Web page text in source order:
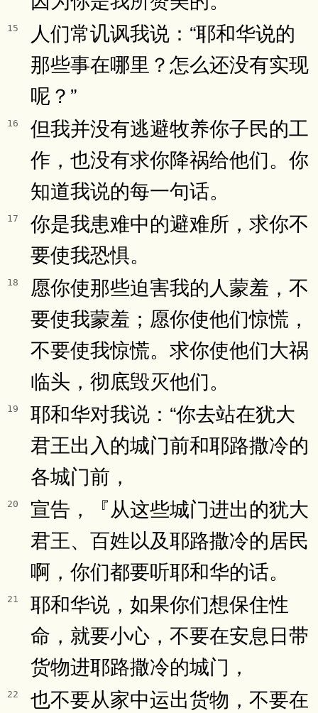
15
人们常讥讽我说：“耶和华说的
那些事在哪里？怎么还没有实现
呢？”
16
但我并没有逃避牧养你子民的工
作，也没有求你降祸给他们。你
知道我说的每一句话。
17
你是我患难中的避难所，求你不
要使我恐惧。
18
愿你使那些迫害我的人蒙羞，不
要使我蒙羞；愿你使他们惊慌，
不要使我惊慌。求你使他们大祸
临头，彻底毁灭他们。
19
耶和华对我说：“你去站在犹大
君王出入的城门前和耶路撒冷的
各城门前，
20
宣告，『从这些城门进出的犹大
君王、百姓以及耶路撒冷的居民
啊，你们都要听耶和华的话。
21
耶和华说，如果你们想保住性
命，就要小心，不要在安息日带
货物进耶路撒冷的城门，
22
也不要从家中运出货物，不要在